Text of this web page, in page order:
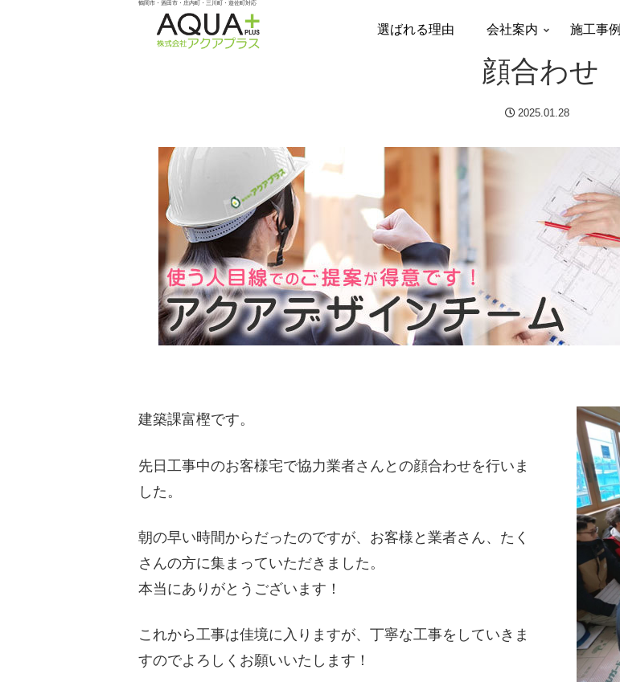
鶴岡市・酒田市・庄内町・三川町・遊佐町対応
選ばれる理由 会社案内 施工事例
顔合わせ
2025.01.28
建築課富樫です。
先日工事中のお客様宅で協力業者さんとの顔合わせを行いま
した。
朝の早い時間からだったのですが、お客様と業者さん、たく
さんの方に集まっていただきました。
本当にありがとうございます！
これから工事は佳境に入りますが、丁寧な工事をしていきま
すのでよろしくお願いいたします！